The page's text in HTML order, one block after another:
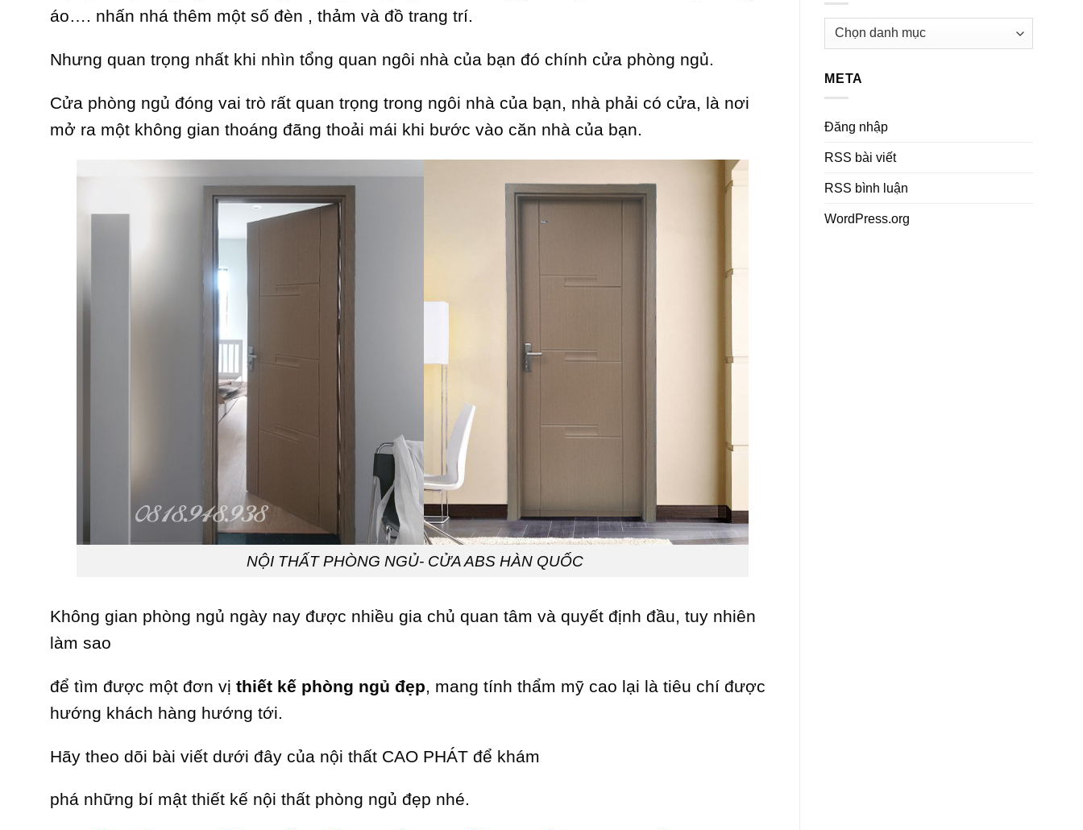
áo…. nhấn nhá thêm một số đèn , thảm và đồ trang trí.
Nhưng quan trọng nhất khi nhìn tổng quan ngôi nhà của bạn đó chính cửa phòng ngủ.
Cửa phòng ngủ đóng vai trò rất quan trọng trong ngôi nhà của bạn, nhà phải có cửa, là nơi
mở ra một không gian thoáng đãng thoải mái khi bước vào căn nhà của bạn.
NỘI THẤT PHÒNG NGỦ- CỬA ABS HÀN QUỐC
Không gian phòng ngủ ngày nay được nhiều gia chủ quan tâm và quyết định đầu, tuy nhiên
làm sao
để tìm được một đơn vị thiết kế phòng ngủ đẹp, mang tính thẩm mỹ cao lại là tiêu chí được
hướng khách hàng hướng tới.
Hãy theo dõi bài viết dưới đây của nội thất CAO PHÁT để khám
phá những bí mật thiết kế nội thất phòng ngủ đẹp nhé.
Danh
META
Đăng nhập
RSS bài viết
RSS bình luận
WordPress.org